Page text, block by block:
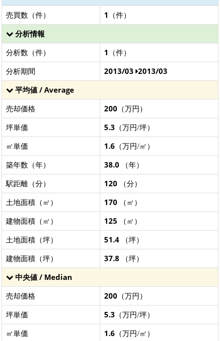
売買数（件）
1 （件）
分析情報
分析数（件）
1 （件）
分析期間
2013/03 2013/03
平均値 / Average
売却価格
200 （万円）
坪単価
5.3 （万円/坪）
㎡単価
1.6 （万円/㎡）
築年数（年）
38.0 （年）
駅距離（分）
120 （分）
土地面積（㎡）
170 （㎡）
建物面積（㎡）
125 （㎡）
土地面積（坪）
51.4 （坪）
建物面積（坪）
37.8 （坪）
中央値 / Median
売却価格
200 （万円）
坪単価
5.3 （万円/坪）
㎡単価
1.6 （万円/㎡）